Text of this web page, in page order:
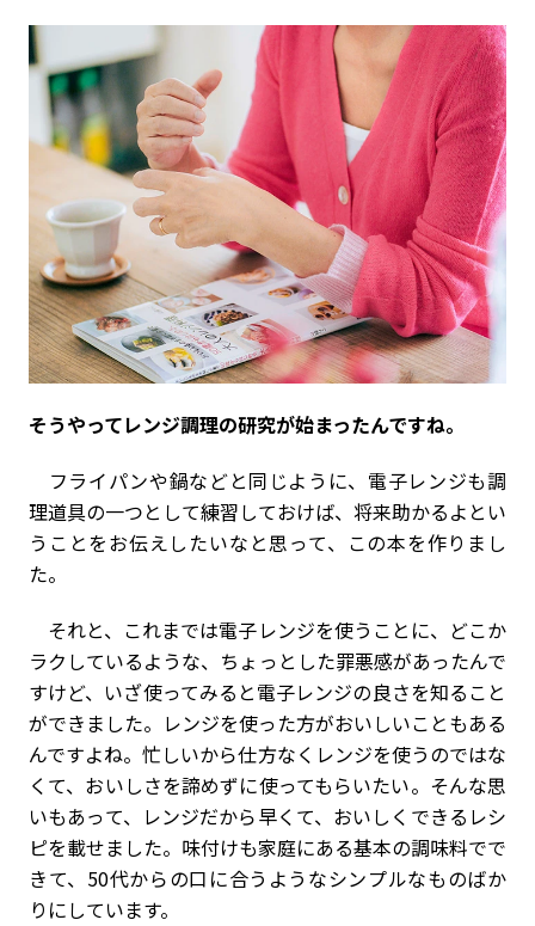
――そうやってレンジ調理の研究が始まったんですね。
フライパンや鍋などと同じように、電子レンジも調
理道具の一つとして練習しておけば、将来助かるよとい
うことをお伝えしたいなと思って、この本を作りまし
た。
それと、これまでは電子レンジを使うことに、どこか
ラクしているような、ちょっとした罪悪感があったんで
すけど、いざ使ってみると電子レンジの良さを知ること
ができました。レンジを使った方がおいしいこともある
んですよね。忙しいから仕方なくレンジを使うのではな
くて、おいしさを諦めずに使ってもらいたい。そんな思
いもあって、レンジだから早くて、おいしくできるレシ
ピを載せました。味付けも家庭にある基本の調味料でで
きて、50代からの口に合うようなシンプルなものばか
りにしています。